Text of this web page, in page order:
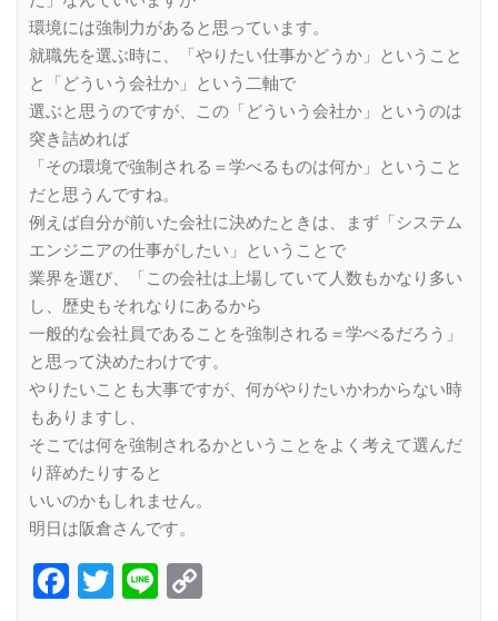
環境には強制力があると思っています。
就職先を選ぶ時に、「やりたい仕事かどうか」ということ
と「どういう会社か」という二軸で
選ぶと思うのですが、この「どういう会社か」というのは
突き詰めれば
「その環境で強制される＝学べるものは何か」ということ
だと思うんですね。
例えば自分が前いた会社に決めたときは、まず「システム
エンジニアの仕事がしたい」ということで
業界を選び、「この会社は上場していて人数もかなり多い
し、歴史もそれなりにあるから
一般的な会社員であることを強制される＝学べるだろう」
と思って決めたわけです。
やりたいことも大事ですが、何がやりたいかわからない時
もありますし、
そこでは何を強制されるかということをよく考えて選んだ
り辞めたりすると
いいのかもしれません。
明日は阪倉さんです。
Facebook
Twitter
Line